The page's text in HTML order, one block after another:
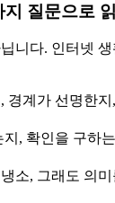
질문으로
니다. 인터넷
경계가 선명한
, 확인을 구하
소, 그래도 의